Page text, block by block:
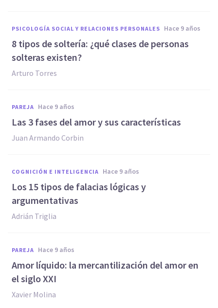
PSICOLOGÍA SOCIAL Y RELACIONES PERSONALES hace 9 años
8 tipos de soltería: ¿qué clases de personas
solteras existen?
Arturo Torres
PAREJA hace 9 años
​Las 3 fases del amor y sus características
Juan Armando Corbin
COGNICIÓN E INTELIGENCIA hace 9 años
Los 15 tipos de falacias lógicas y
argumentativas
Adrián Triglia
PAREJA hace 9 años
Amor líquido: la mercantilización del amor en
el siglo XXI
Xavier Molina